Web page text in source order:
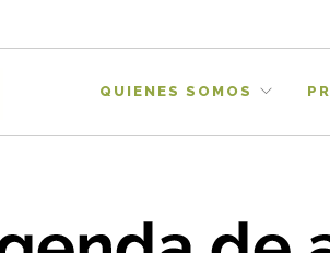
QUIENES SOMOS